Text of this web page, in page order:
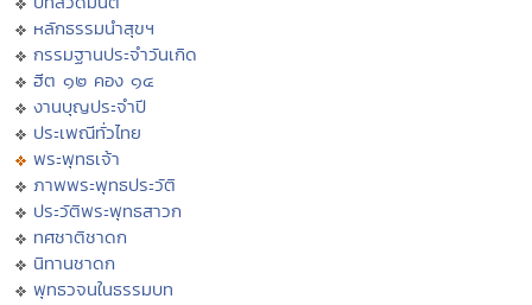
หลักธรรมนำสุขฯ
กรรมฐานประจำวันเกิด
ฮีต ๑๒ คอง ๑๔
งานบุญประจำปี
ประเพณีทั่วไทย
พระพุทธเจ้า
ภาพพระพุทธประวัติ
ประวัติพระพุทธสาวก
ทศชาติชาดก
นิทานชาดก
พุทธวจนในธรรมบท